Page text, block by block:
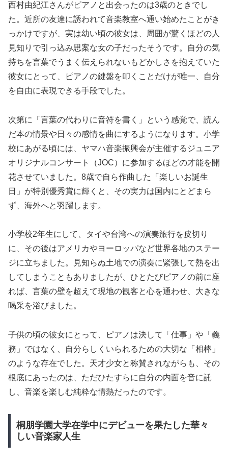
西村由紀江さんがピアノと出会ったのは3歳のときでし
た。近所の友達に誘われて音楽教室へ通い始めたことがき
っかけですが、実は幼い頃の彼女は、周囲が驚くほどの人
見知りで引っ込み思案な女の子だったそうです。自分の気
持ちを言葉でうまく伝えられないもどかしさを抱えていた
彼女にとって、ピアノの鍵盤を叩くことだけが唯一、自分
を自由に表現できる手段でした。
次第に「言葉の代わりに音符を書く」という感覚で、読ん
だ本の情景や日々の感情を曲にするようになります。小学
校にあがる頃には、ヤマハ音楽振興会が主催するジュニア
オリジナルコンサート（JOC）に参加するほどの才能を開
花させていました。8歳で自ら作曲した「楽しいお誕生
日」が特別優秀賞に輝くと、その実力は国内にとどまら
ず、海外へと羽躍します。
小学校2年生にして、タイや台湾への演奏旅行を皮切り
に、その後はアメリカやヨーロッパなど世界各地のステー
ジに立ちました。見知らぬ土地での演奏に緊張して熱を出
してしまうこともありましたが、ひとたびピアノの前に座
れば、言葉の壁を超えて現地の観客と心を通わせ、大きな
喝采を浴びました。
子供の頃の彼女にとって、ピアノは決して「仕事」や「義
務」ではなく、自分らしくいられるための大切な「相棒」
のような存在でした。天才少女と称賛されながらも、その
根底にあったのは、ただひたすらに自分の内面を音に託
し、音楽を楽しむ純粋な情熱だったのです。
桐朋学園大学在学中にデビューを果たした華々
しい音楽家人生